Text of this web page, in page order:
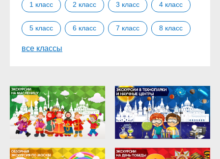
1 класс 2 класс 3 класс 4 класс
5 класс 6 класс 7 класс 8 класс
9 класс
все классы